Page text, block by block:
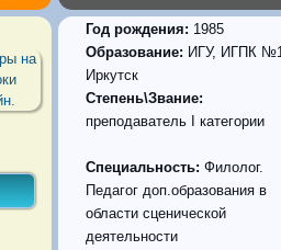
Год рождения: 1985
Образование: ИГУ, ИГПК
Иркутск
Степень\Звание:
преподаватель I категории
Специальность: Филолог.
Педагог доп.образования в
области сценической
деятельности